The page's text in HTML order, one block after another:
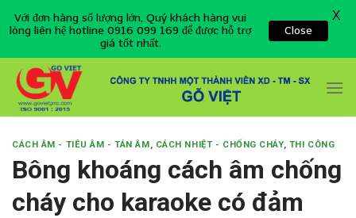
Skip
content
CÁCH ÂM - TIÊU ÂM - TÁN ÂM, CÁCH NHIỆT - CHỐNG CHÁY, THI CÔNG
Bông khoáng cách âm chống
cháy cho karaoke có đảm
Với đơn hàng số lượng lớn, Quý khách hàng vui
lòng liên hệ hotline 0916 099 169 để được hỗ trợ
giá tốt nhất.
Close
X